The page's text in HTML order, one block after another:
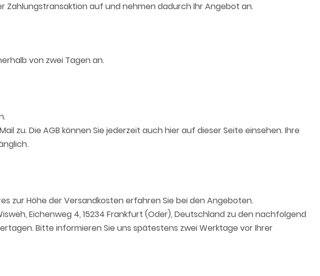
Zahlungstransaktion auf und nehmen dadurch Ihr Angebot an.
von zwei Tagen an.
zu. Die AGB können Sie jederzeit auch hier auf dieser Seite einsehen. Ihre
zur Höhe der Versandkosten erfahren Sie bei den Angeboten.
Eichenweg 4, 15234 Frankfurt (Oder), Deutschland zu den nachfolgend
Bitte informieren Sie uns spätestens zwei Werktage vor Ihrer